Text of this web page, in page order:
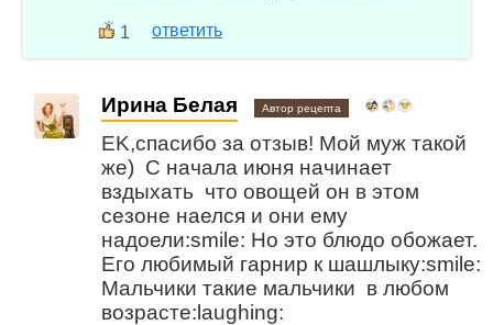
1 ответить
Ирина Белая Автор рецепта
EK,спасибо за отзыв! Мой муж такой
же) С начала июня начинает
вздыхать что овощей он в этом
сезоне наелся и они ему
надоели:smile: Но это блюдо обожает.
Его любимый гарнир к шашлыку:smile:
Мальчики такие мальчики в любом
возрасте:laughing: